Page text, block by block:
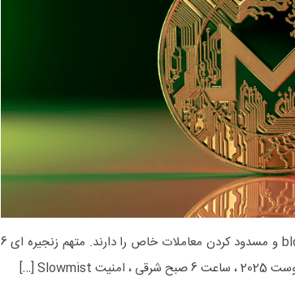
معدن Qubic توانایی سازماندهی مجدد blockchain و مسدود کردن معاملات خاص را دارند. متهم زنجیره ای 6